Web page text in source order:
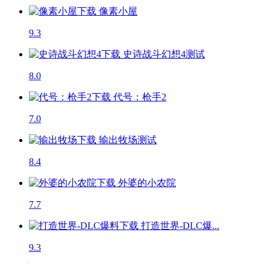
像素小屋
9.3
史诗战斗幻想4测试
8.0
代号：枪手2
7.0
输出牧场测试
8.4
外婆的小农院
7.7
打造世界-DLC爆...
9.3